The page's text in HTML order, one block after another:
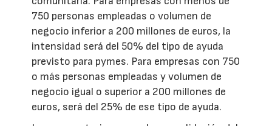
750 personas empleadas o volumen de
negocio inferior a 200 millones de euros, la
intensidad será del 50% del tipo de ayuda
previsto para pymes. Para empresas con 750
o más personas empleadas y volumen de
negocio igual o superior a 200 millones de
euros, será del 25% de ese tipo de ayuda.